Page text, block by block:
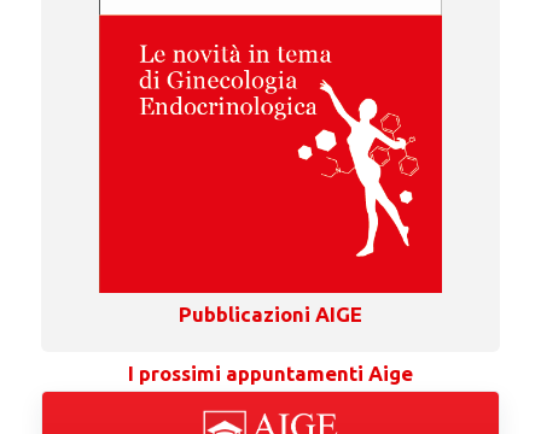
Pubblicazioni AIGE
I prossimi appuntamenti Aige